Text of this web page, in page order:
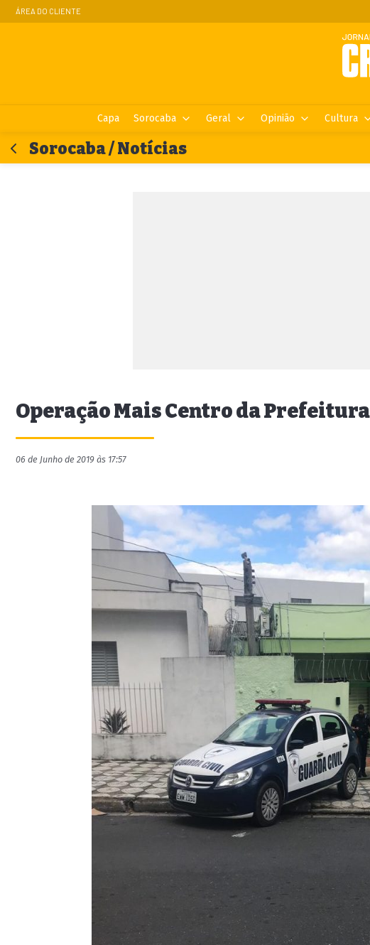
ÁREA DO CLIENTE
Capa Sorocaba Geral Opinião Cultura
Sorocaba / Notícias
Operação Mais Centro da
06 de Junho de 2019 às 17:57